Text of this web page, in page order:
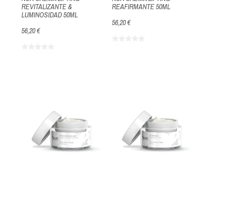
REVITALIZANTE &
LUMINOSIDAD 50ML
56,20 €
REAFIRMANTE 50ML
56,20 €